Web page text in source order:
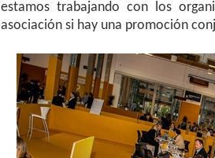
estamos trabajando con los
asociación si hay una promoción